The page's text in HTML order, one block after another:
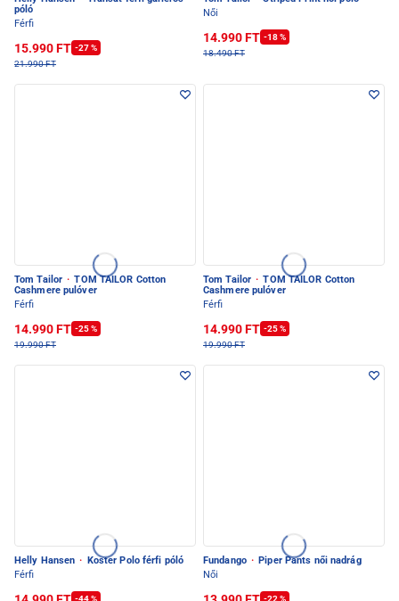
póló
Férfi
15.990 FT -27 %
21.990 FT
Női
14.990 FT -18 %
18.490 FT
Tom Tailor · TOM TAILOR Cotton
Cashmere pulóver
Férfi
14.990 FT -25 %
19.990 FT
Tom Tailor · TOM TAILOR Cotton
Cashmere pulóver
Férfi
14.990 FT -25 %
19.990 FT
Helly Hansen ·
Koster Polo férfi póló
Férfi
-44 %
Fundango · Piper Pants női nadrág
Női
-22 %